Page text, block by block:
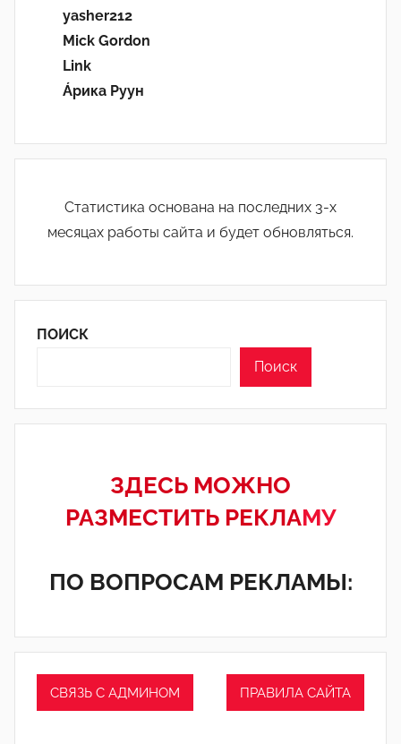
yasher212
Mick Gordon
Link
Áрика Руун
Статистика основана на последних 3-х
месяцах работы сайта и будет обновляться.
ПОИСК
Поиск
ЗДЕСЬ МОЖНО
РАЗМЕСТИТЬ РЕКЛАМУ
ПО ВОПРОСАМ РЕКЛАМЫ:
СВЯЗЬ С АДМИНОМ ПРАВИЛА САЙТА